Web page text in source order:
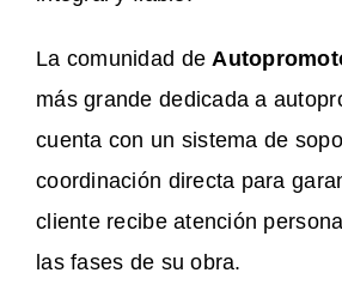
La comunidad de
más grande dedicada a
cuenta con un sistema de
coordinación directa para
cliente recibe atención
las fases de su obra.